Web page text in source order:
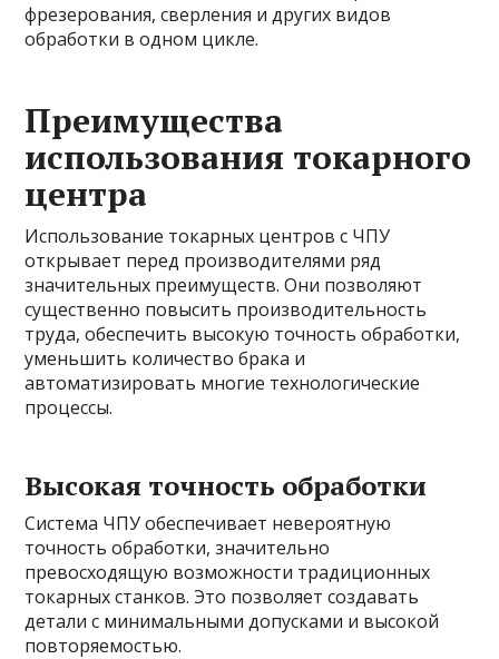
фрезерования, сверления и других видов
обработки в одном цикле.
Преимущества
использования токарного
центра
Использование токарных центров с ЧПУ
открывает перед производителями ряд
значительных преимуществ. Они позволяют
существенно повысить производительность
труда, обеспечить высокую точность обработки,
уменьшить количество брака и
автоматизировать многие технологические
процессы.
Высокая точность обработки
Система ЧПУ обеспечивает невероятную
точность обработки, значительно
превосходящую возможности традиционных
токарных станков. Это позволяет создавать
детали с минимальными допусками и высокой
повторяемостью.